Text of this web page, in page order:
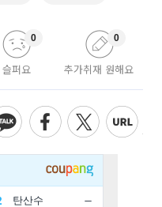
슬퍼요
0
추가취재 원해요
0